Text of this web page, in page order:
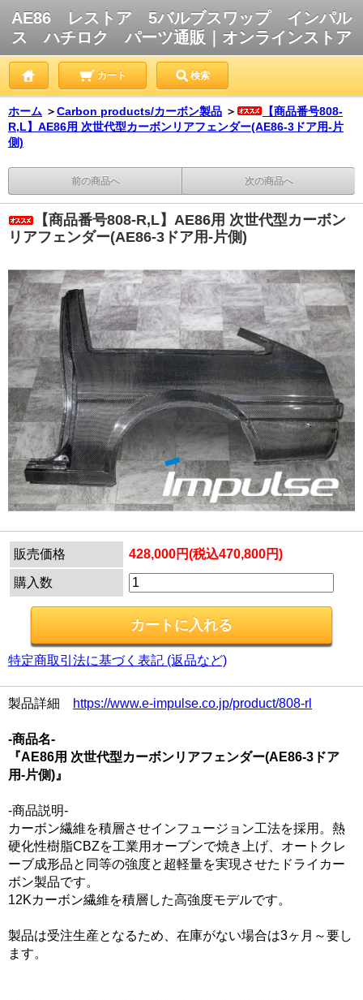
AE86 レストア 5バルブスワップ インパル
ス ハチロク パーツ通販｜オンラインストア
カート 検索
ホーム ＞Carbon products/カーボン製品 ＞
【商品番号808-
R,L】AE86用 次世代型カーボンリアフェンダー(AE86-3ドア用-片
側)
前の商品へ 次の商品へ
【商品番号808-R,L】AE86用 次世代型カーボン
リアフェンダー(AE86-3ドア用-片側)
販売価格 428,000円(税込470,800円)
購入数
特定商取引法に基づく表記 (返品など)
製品詳細 https://www.e-impulse.co.jp/product/808-rl
-商品名-
『AE86用 次世代型カーボンリアフェンダー(AE86-3ドア
用-片側)』
-商品説明-
カーボン繊維を積層させインフュージョン工法を採用。熱
硬化性樹脂CBZを工業用オーブンで焼き上げ、オートクレ
ーブ成形品と同等の強度と超軽量を実現させたドライカー
ボン製品です。
12Kカーボン繊維を積層した高強度モデルです。
製品は受注生産となるため、在庫がない場合は3ヶ月～要し
ます。